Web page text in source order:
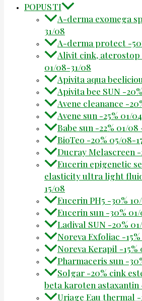
POPUSTI
A-derma exomega
31/08
A-derma protect -
Alivit cink,
01/08-31/08
Apivita aqua
Apivita bee SUN -
Avene cleanance -
Avene sun -25% 01/
Babe sun -22% 01/08
BioTeo -20% 05/08-
Ducray Melascreen -
Eucerin epigenetic
elasticity ultra light
15/08
Eucerin PH5 -30%
Eucerin sun -30%
Ladival SUN -20%
Noreva Exfoliac -
Noreva Kerapil -15%
Pharmaceris sun -
Solgar -20% cink
beta karoten astaxantin
Uriage Eau thermal